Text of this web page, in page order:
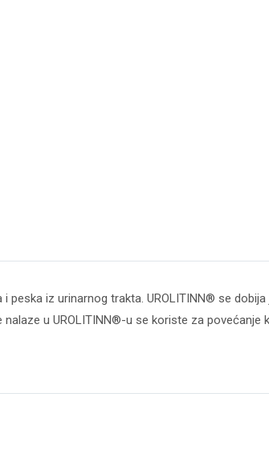
peska iz urinarnog trakta. UROLITINN® se
u UROLITINN®-u se koriste za